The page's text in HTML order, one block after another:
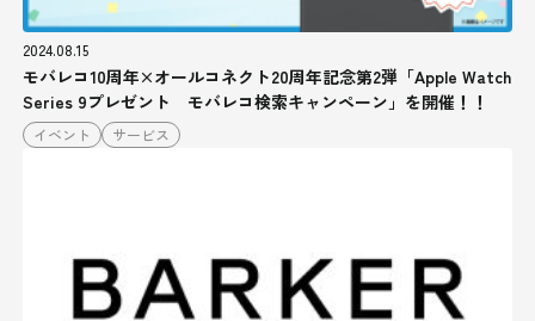
2024.08.15
モバレコ10周年×オールコネクト20周年記念第2弾「Apple Watch
Series 9プレゼント モバレコ検索キャンペーン」を開催！！
イベント サービス